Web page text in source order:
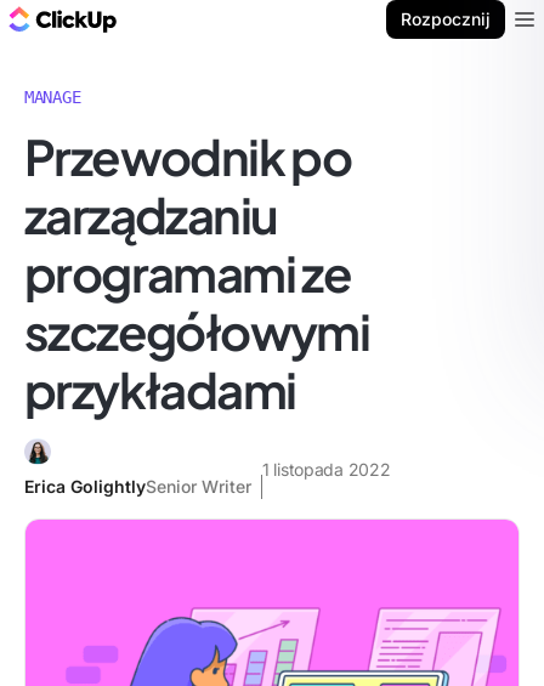
Rozpocznij
MANAGE
Przewodnik po
zarządzaniu
programami ze
szczegółowymi
przykładami
Erica GolightlySenior Writer
1 listopada 2022